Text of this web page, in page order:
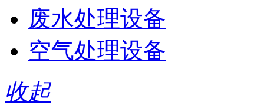
废水处理设备
空气处理设备
收起